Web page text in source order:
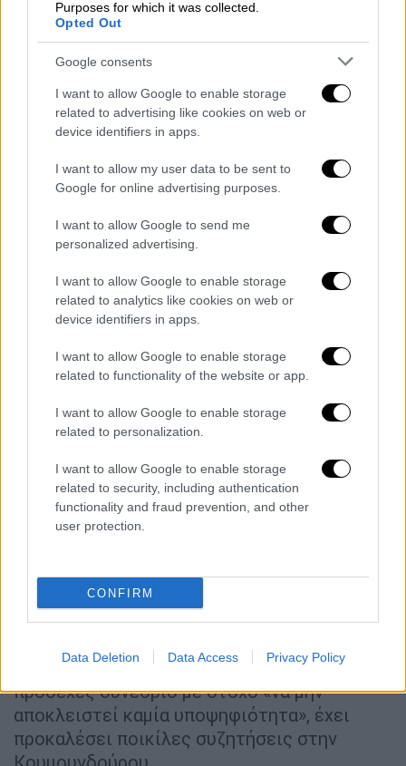
Purposes for which it was collected.
Opted Out
Google consents
I want to allow Google to enable storage
related to advertising like cookies on web or
device identifiers in apps.
I want to allow my user data to be sent to
Google for online advertising purposes.
I want to allow Google to send me
personalized advertising.
I want to allow Google to enable storage
related to analytics like cookies on web or
device identifiers in apps.
I want to allow Google to enable storage
related to functionality of the website or app.
I want to allow Google to enable storage
related to personalization.
I want to allow Google to enable storage
related to security, including authentication
functionality and fraud prevention, and other
user protection.
CONFIRM
Data Deletion Data Access Privacy Policy
συντονισμένες τοποθετήσεις στελεχών της
ομάδας στη σημερινή συνεδρίαση, κατά τις
οποίες θα καταγγέλλουν την πλειοψηφία του
Διακινούν μάλιστα το σενάριο πως οι «100»
θα προτείνουν να αποσυνδεθεί η εκλογή της
διατηρηθούν οι ίδιοι συσχετισμοί και σε
δεύτερο χρόνο να αποπεμφθεί ξανά ο
Στέφανος Κασσελάκης.
Δεν αποκλείεται μάλιστα, ανάλογα με την
πορεία των συζητήσεων, ακόμα και να
αποχωρήσουν τα συγκεκριμένα στελέχη από
τη συνεδρίαση τηςΚεντρικής Επιτροπής,
κορυφώνοντας την ένταση στο εσωτερικό
του ΣΥΡΙΖΑ. Είναι άλλωστε νωπή άλλωστε η
εικόνα μερικών δεκάδων στελεχών να
φωνάζουν συνθήματα υπέρ τουΣτέφανου
έξω από την αίθουσα της
συνεδρίασης της Κεντρικής Επιτροπής πριν
από δύοεβδομάδες.
Θολό το τοπίο για το πόθεν έσχες
Το τελευταίο διάστημα πάντως η προτροπή
τουΣτέφανου Κασσελάκηπρος τους
διαδικασίες ανάδειξης αντιπροσώπων για το
προσεχές συνέδριο με στόχο «να μην
αποκλειστεί καμία υποψηφιότητα», έχει
προκαλέσει ποικίλες συζητήσεις στην